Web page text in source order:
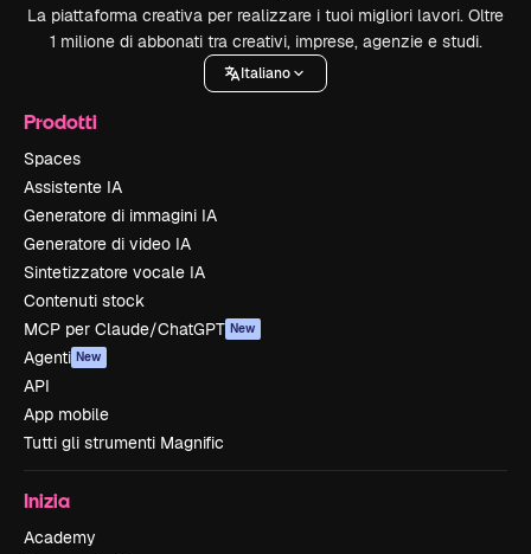
La piattaforma creativa per realizzare i tuoi migliori lavori. Oltre
1 milione di abbonati tra creativi, imprese, agenzie e studi.
Italiano
Prodotti
Spaces
Assistente IA
Generatore di immagini IA
Generatore di video IA
Sintetizzatore vocale IA
Contenuti stock
MCP per Claude/ChatGPT New
Agenti New
API
App mobile
Tutti gli strumenti Magnific
Inizia
Academy